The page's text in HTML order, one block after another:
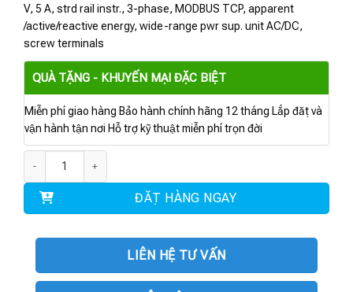
V, 5 A, strd rail instr., 3-phase, MODBUS TCP, apparent
/active/reactive energy, wide-range pwr sup. unit AC/DC,
screw terminals
QUÀ TẶNG - KHUYẾN MẠI ĐẶC BIỆT
Miễn phí giao hàng Bảo hành chính hãng 12 tháng Lắp đặt và
vận hành tận nơi Hỗ trợ kỹ thuật miễn phí trọn đời
ĐẶT HÀNG NGAY
LIÊN HỆ TƯ VẤN